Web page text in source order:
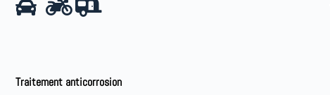
Traitement anticorrosion